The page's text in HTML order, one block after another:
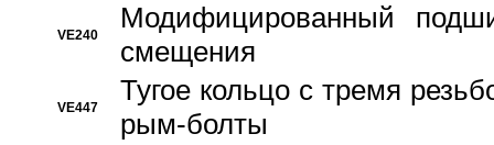
VE240
Модифицированный
смещения
VE447
Тугое кольцо с тремя
рым-болты